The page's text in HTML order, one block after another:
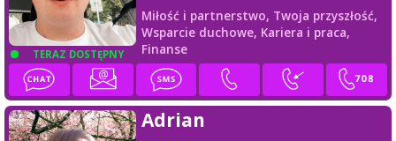
TERAZ DOSTĘPNY
Miłość i partnerstwo, Twoja przyszłość,
Wsparcie duchowe, Kariera i praca,
Finanse
Adrian